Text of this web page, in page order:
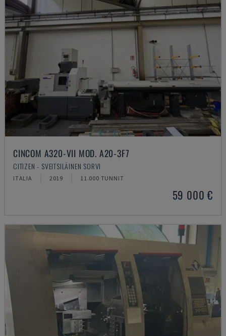
CINCOM A320-VII MOD. A20-3F7
CITIZEN - SVEITSILÄINEN SORVI
ITALIA 2019 11.000 TUNNIT
59 000 €